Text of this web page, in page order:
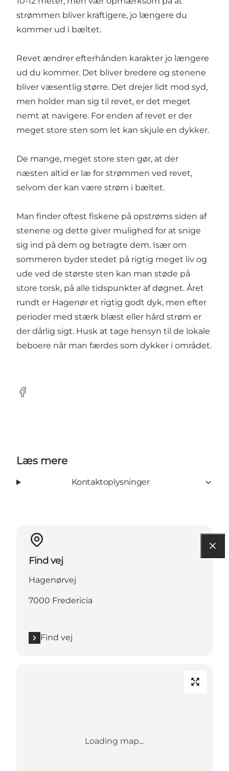
strømmen bliver kraftigere, jo længere du
kommer ud i bæltet.
Revet ændrer efterhånden karakter jo længere
ud du kommer. Det bliver bredere og stenene
bliver væsentlig større. Det drejer lidt mod syd,
men holder man sig til revet, er det meget
nemt at navigere. For enden af revet er der
meget store sten som let kan skjule en dykker.
De mange, meget store sten gør, at der
næsten altid er læ for strømmen ved revet,
selvom der kan være strøm i bæltet.
Man finder oftest fiskene på opstrøms siden af
stenene og dette giver mulighed for at snige
sig ind på dem og betragte dem. Især om
sommeren byder stedet på rigtig meget liv og
ude ved de største sten kan man støde på
store torsk, på alle tidspunkter af døgnet. Året
rundt er Hagenør et rigtig godt dyk, men efter
perioder med stærk blæst eller hård strøm er
der dårlig sigt. Husk at tage hensyn til de lokale
beboere når man færdes som dykker i området.
Facebook
Læs mere
Kontaktoplysninger
Find vej
Hagenørvej
7000 Fredericia
Find vej
Loading map...